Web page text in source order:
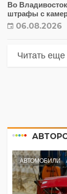
Во
штрафы с
06.08.2026
Читать еще
АВТОМОБИЛИ